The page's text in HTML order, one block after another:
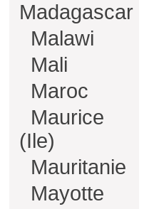
Madagascar
Malawi
Mali
Maroc
Maurice
(Ile)
Mauritanie
Mayotte